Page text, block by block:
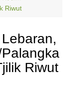
Riwut
Riwut